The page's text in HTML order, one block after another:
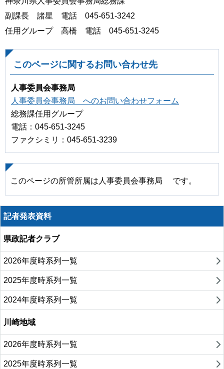
副課長 諸星 電話 045-651-3242
任用グループ 高橋 電話 045-651-3245
このページに関するお問い合わせ先
人事委員会事務局
人事委員会事務局 へのお問い合わせフォーム
総務課任用グループ
電話：045-651-3245
ファクシミリ：045-651-3239
このページの所管所属は人事委員会事務局 です。
記者発表資料
県政記者クラブ
2026年度時系列一覧
2025年度時系列一覧
2024年度時系列一覧
川崎地域
2026年度時系列一覧
2025年度時系列一覧